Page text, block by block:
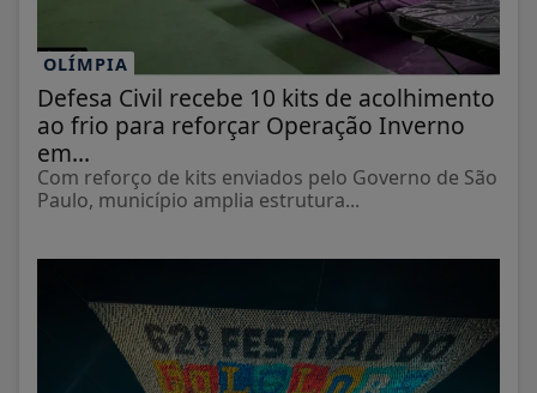
OLÍMPIA
Defesa Civil recebe 10 kits de acolhimento
ao frio para reforçar Operação Inverno
em...
Com reforço de kits enviados pelo Governo de São
Paulo, município amplia estrutura...